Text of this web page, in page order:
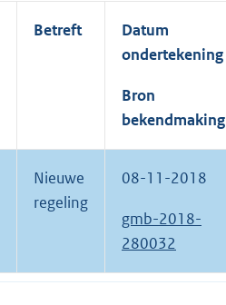
Betreft
Datum
ondertekening
Bron
bekendmaking
Nieuwe
regeling
08-11-2018
gmb-2018-
280032